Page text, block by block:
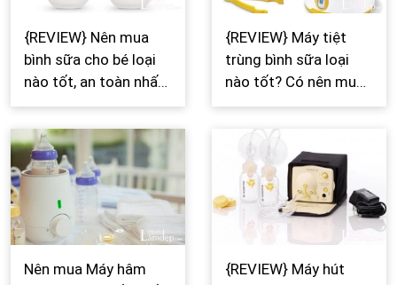
{REVIEW} Nên mua
bình sữa cho bé loại
nào tốt, an toàn nhất
hiện nay?
{REVIEW} Máy tiệt
trùng bình sữa loại
nào tốt? Có nên mua
máy tiệt trùng bình
sữa?
Nên mua Máy hâm
{REVIEW} Máy hút